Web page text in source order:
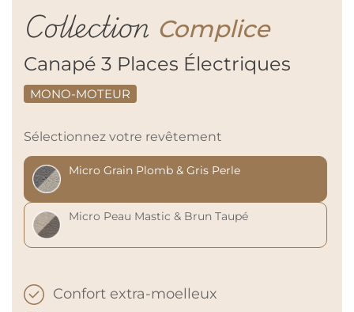
Collection Complice
Canapé 3 Places Électriques
MONO-MOTEUR
Sélectionnez votre revêtement
Micro Grain Plomb & Gris Perle
Micro Peau Mastic & Brun Taupé
Confort extra-moelleux